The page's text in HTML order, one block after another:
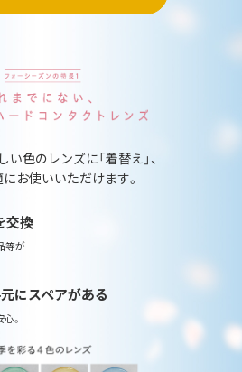
色のレンズに「着替え」、
お使いいただけます。
交換
等が
にスペアがある
。